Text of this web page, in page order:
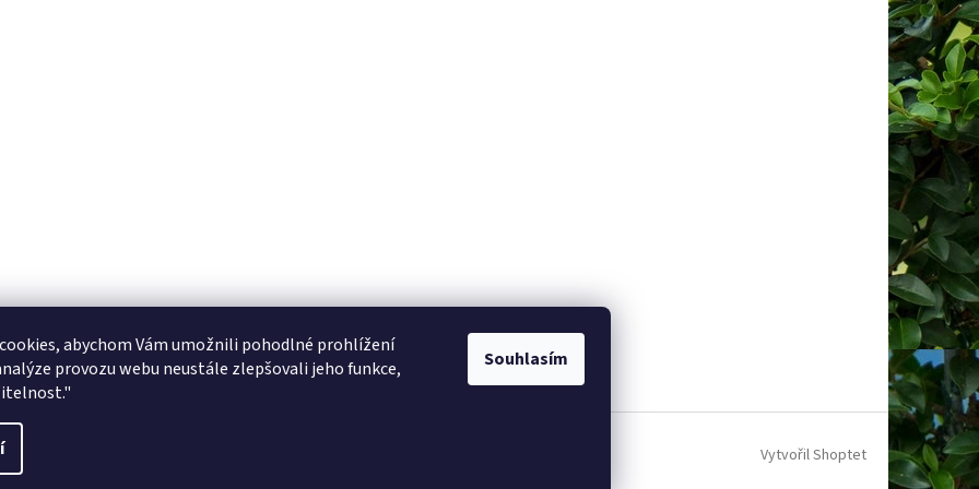
abychom Vám umožnili pohodlné prohlížení
provozu webu neustále zlepšovali jeho funkce,
Souhlasím
KRMIVA ENERGYS pro koně - GRANULE
Vytvořil Shoptet
nastavení cookies